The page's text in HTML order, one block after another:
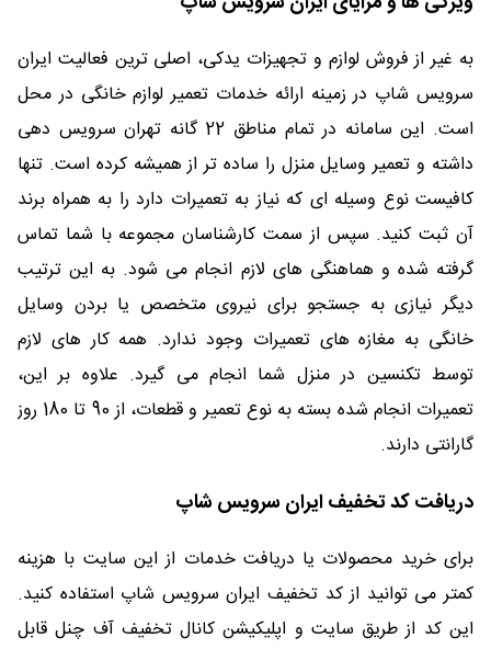
به غیر از فروش لوازم و تجهیزات یدکی، اصلی ترین فعالیت ایران
سرویس شاپ در زمینه ارائه خدمات تعمیر لوازم خانگی در محل
است. این سامانه در تمام مناطق 22 گانه تهران سرویس دهی
داشته و تعمیر وسایل منزل را ساده تر از همیشه کرده است. تنها
کافیست نوع وسیله ای که نیاز به تعمیرات دارد را به همراه برند
آن ثبت کنید. سپس از سمت کارشناسان مجموعه با شما تماس
گرفته شده و هماهنگی های لازم انجام می شود. به این ترتیب
دیگر نیازی به جستجو برای نیروی متخصص یا بردن وسایل
خانگی به مغازه های تعمیرات وجود ندارد. همه کار های لازم
توسط تکنسین در منزل شما انجام می گیرد. علاوه بر این،
تعمیرات انجام شده بسته به نوع تعمیر و قطعات، از 90 تا 180 روز
گارانتی دارند.
دریافت کد تخفیف ایران سرویس شاپ
برای خرید محصولات یا دریافت خدمات از این سایت با هزینه
کمتر می توانید از کد تخفیف ایران سرویس شاپ استفاده کنید.
این کد از طریق سایت و اپلیکیشن کانال تخفیف آف چنل قابل